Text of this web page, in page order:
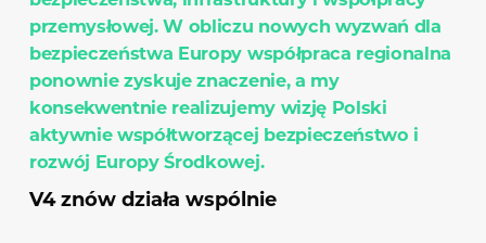
przemysłowej. W obliczu nowych wyzwań dla
bezpieczeństwa Europy współpraca regionalna
ponownie zyskuje znaczenie, a my
konsekwentnie realizujemy wizję Polski
aktywnie współtworzącej bezpieczeństwo i
rozwój Europy Środkowej.
V4 znów działa wspólnie